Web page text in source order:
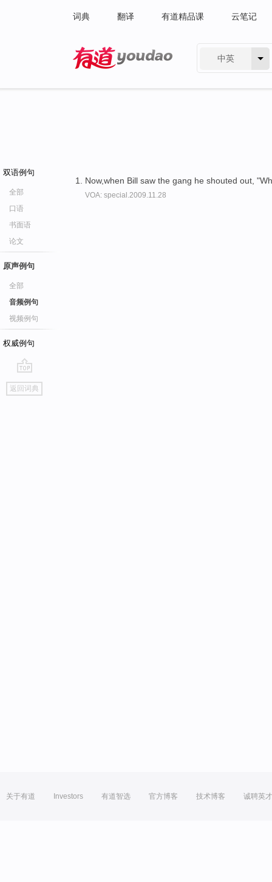
词典 翻译 有道精品课 云笔记
中英
双语例句
全部
口语
书面语
论文
原声例句
全部
音频例句
视频例句
权威例句
go
top
返回词典
Now,when Bill saw the gang he shouted out,
VOA: special.2009.11.28
关于有道 Investors 有道智选 官方博客 技术博客 诚聘英才